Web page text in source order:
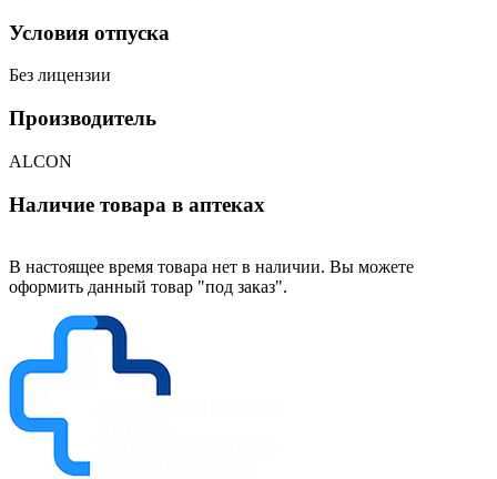
Условия отпуска
Без лицензии
Производитель
ALCON
Наличие товара в аптеках
В настоящее время товара нет в наличии. Вы можете
оформить данный товар "под заказ".